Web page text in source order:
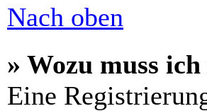
Nach oben
» Wozu muss
Eine